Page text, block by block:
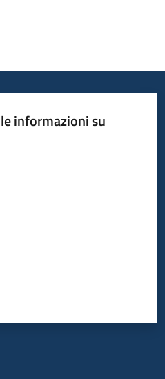
informazioni su